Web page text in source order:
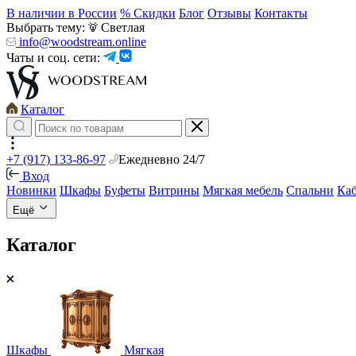
В наличии в России % Скидки Блог Отзывы Контакты
Выбрать тему:
Светлая
info@woodstream.online
Чаты и соц. сети:
Каталог
+7 (917) 133-86-97
Ежедневно 24/7
Вход
Новинки Шкафы Буфеты Витрины Мягкая мебель Спальни
Ещё
Каталог
Шкафы Мягкая